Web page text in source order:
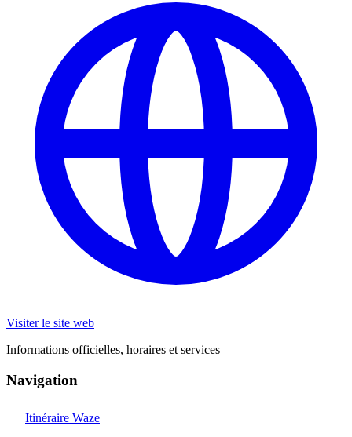
Visiter le site web
Informations officielles, horaires et services
Navigation
Itinéraire Waze